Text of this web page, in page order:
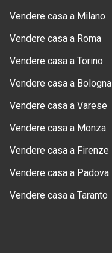
Vendere casa a Milano
Vendere casa a Roma
Vendere casa a Torino
Vendere casa a Bologna
Vendere casa a Varese
Vendere casa a Monza
Vendere casa a Firenze
Vendere casa a Padova
Vendere casa a Taranto